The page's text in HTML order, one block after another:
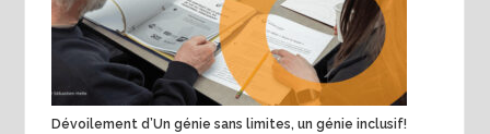
Dévoilement d’Un génie sans limites, un génie inclusif!